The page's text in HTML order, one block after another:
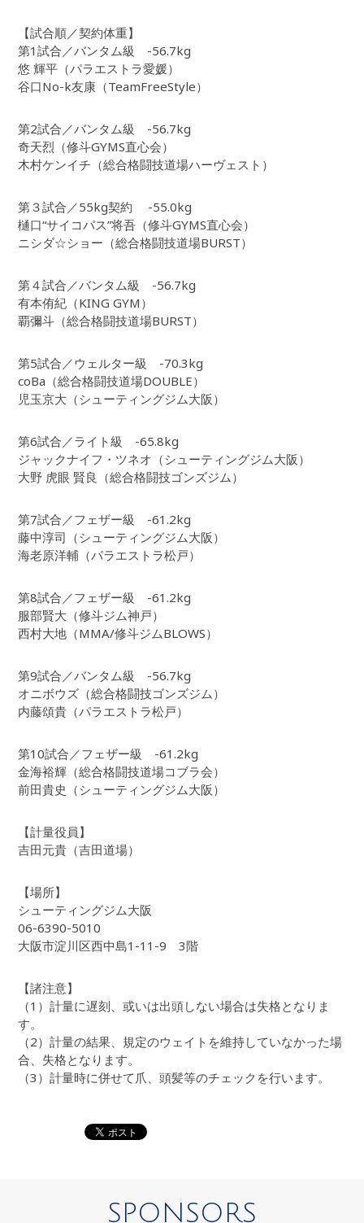
【試合順／契約体重】
第1試合／バンタム級 -56.7kg
悠 輝平（パラエストラ愛媛）
谷口No-k友康（TeamFreeStyle）
第2試合／バンタム級 -56.7kg
奇天烈（修斗GYMS直心会）
木村ケンイチ（総合格闘技道場ハーヴェスト）
第３試合／55kg契約 -55.0kg
樋口“サイコパス”将吾（修斗GYMS直心会）
ニシダ☆ショー（総合格闘技道場BURST）
第４試合／バンタム級 -56.7kg
有本侑紀（KING GYM）
覇彌斗（総合格闘技道場BURST）
第5試合／ウェルター級 -70.3kg
coBa（総合格闘技道場DOUBLE）
児玉京大（シューティングジム大阪）
第6試合／ライト級 -65.8kg
ジャックナイフ・ツネオ（シューティングジム大阪）
大野 虎眼 賢良（総合格闘技ゴンズジム）
第7試合／フェザー級 -61.2kg
藤中淳司（シューティングジム大阪）
海老原洋輔（パラエストラ松戸）
第8試合／フェザー級 -61.2kg
服部賢大（修斗ジム神戸）
西村大地（MMA/修斗ジムBLOWS）
第9試合／バンタム級 -56.7kg
オニボウズ（総合格闘技ゴンズジム）
内藤頌貴（パラエストラ松戸）
第10試合／フェザー級 -61.2kg
金海裕輝（総合格闘技道場コブラ会）
前田貴史（シューティングジム大阪）
【計量役員】
吉田元貴（吉田道場）
【場所】
シューティングジム大阪
06-6390-5010
大阪市淀川区西中島1-11-9 3階
【諸注意】
（1）計量に遅刻、或いは出頭しない場合は失格となりま
す。
（2）計量の結果、規定のウェイトを維持していなかった場
合、失格となります。
（3）計量時に併せて爪、頭髪等のチェックを行います。
SPONSORS